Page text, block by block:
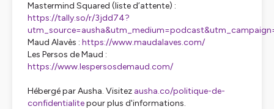
Mastermind Squared (liste d’attente) :
https://tally.so/r/3jdd74?
Maud Alavès : https://www.maudalaves.com/
Les Persos de Maud :
https://www.lespersosdemaud.com/
Hébergé par Ausha. Visitez ausha.co/politique-de-
confidentialitepour plus d'informations.